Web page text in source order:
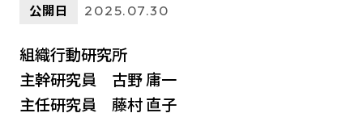
公開日 2025.07.30
組織行動研究所
主幹研究員 古野 庸一
主任研究員 藤村 直子